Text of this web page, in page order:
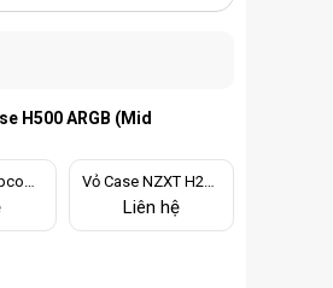
H500 ARGB (Mid
(Mi
Vỏ Case NZXT H210
(Mini Tower/Màu Tr
ắng)
Liên hệ